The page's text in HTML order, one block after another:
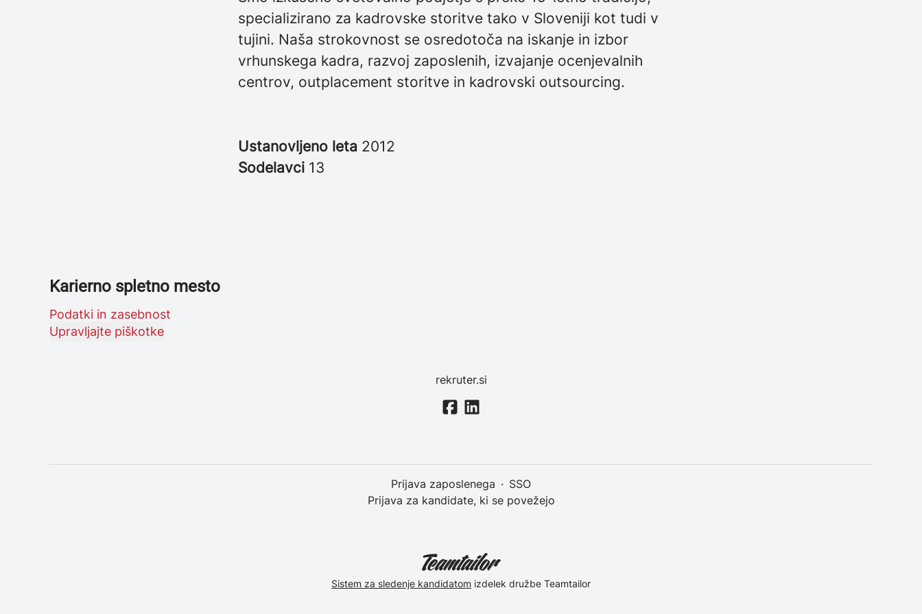
specializirano za kadrovske storitve tako v Sloveniji kot tudi v
tujini. Naša strokovnost se osredotoča na iskanje in izbor
vrhunskega kadra, razvoj zaposlenih, izvajanje ocenjevalnih
centrov, outplacement storitve in kadrovski outsourcing.
Ustanovljeno leta 2012
Sodelavci 13
Karierno spletno mesto
Podatki in zasebnost
Upravljajte piškotke
rekruter.si
Prijava zaposlenega · SSO
Prijava za kandidate, ki se povežejo
Sistem za sledenje kandidatom izdelek družbe Teamtailor